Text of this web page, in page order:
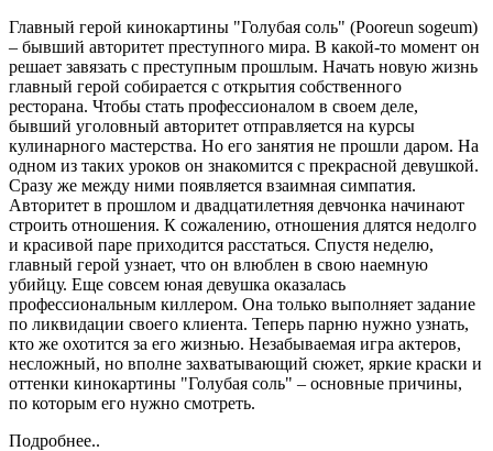
Главный герой кинокартины "Голубая соль" (Pooreun sogeum)
– бывший авторитет преступного мира. В какой-то момент он
решает завязать с преступным прошлым. Начать новую жизнь
главный герой собирается с открытия собственного
ресторана. Чтобы стать профессионалом в своем деле,
бывший уголовный авторитет отправляется на курсы
кулинарного мастерства. Но его занятия не прошли даром. На
одном из таких уроков он знакомится с прекрасной девушкой.
Сразу же между ними появляется взаимная симпатия.
Авторитет в прошлом и двадцатилетняя девчонка начинают
строить отношения. К сожалению, отношения длятся недолго
и красивой паре приходится расстаться. Спустя неделю,
главный герой узнает, что он влюблен в свою наемную
убийцу. Еще совсем юная девушка оказалась
профессиональным киллером. Она только выполняет задание
по ликвидации своего клиента. Теперь парню нужно узнать,
кто же охотится за его жизнью. Незабываемая игра актеров,
несложный, но вполне захватывающий сюжет, яркие краски и
оттенки кинокартины "Голубая соль" – основные причины,
по которым его нужно смотреть.
Подробнее..